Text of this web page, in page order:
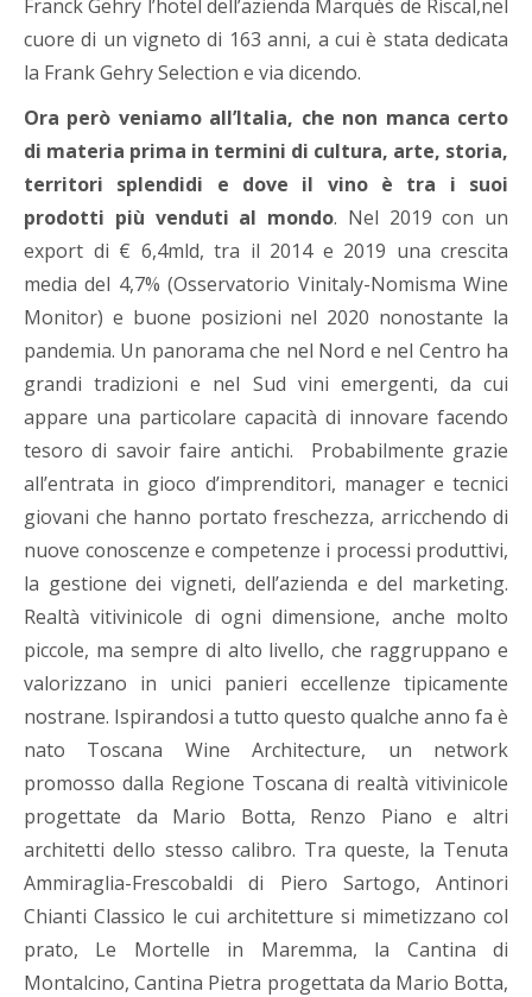
Franck Gehry l’hotel dell’azienda Marquès de Riscal,nel
cuore di un vigneto di 163 anni, a cui è stata dedicata
la Frank Gehry Selection e via dicendo.
Ora però veniamo all’Italia, che non manca certo
di materia prima in termini di cultura, arte, storia,
territori splendidi e dove il vino è tra i suoi
prodotti più venduti al mondo. Nel 2019 con un
export di € 6,4mld, tra il 2014 e 2019 una crescita
media del 4,7% (Osservatorio Vinitaly-Nomisma Wine
Monitor) e buone posizioni nel 2020 nonostante la
pandemia. Un panorama che nel Nord e nel Centro ha
grandi tradizioni e nel Sud vini emergenti, da cui
appare una particolare capacità di innovare facendo
tesoro di savoir faire antichi. Probabilmente grazie
all’entrata in gioco d’imprenditori, manager e tecnici
giovani che hanno portato freschezza, arricchendo di
nuove conoscenze e competenze i processi produttivi,
la gestione dei vigneti, dell’azienda e del marketing.
Realtà vitivinicole di ogni dimensione, anche molto
piccole, ma sempre di alto livello, che raggruppano e
valorizzano in unici panieri eccellenze tipicamente
nostrane. Ispirandosi a tutto questo qualche anno fa è
nato Toscana Wine Architecture, un network
promosso dalla Regione Toscana di realtà vitivinicole
progettate da Mario Botta, Renzo Piano e altri
architetti dello stesso calibro. Tra queste, la Tenuta
Ammiraglia-Frescobaldi di Piero Sartogo, Antinori
Chianti Classico le cui architetture si mimetizzano col
prato, Le Mortelle in Maremma, la Cantina di
Montalcino, Cantina Pietra progettata da Mario Botta,